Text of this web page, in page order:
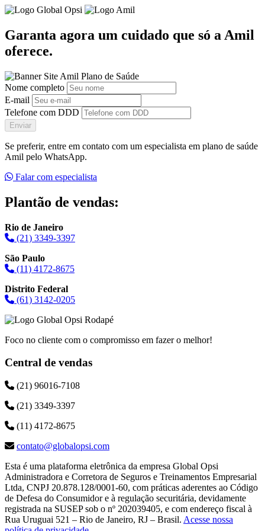
Garanta agora um cuidado que só a Amil
oferece.
Nome completo
E-mail
Telefone com DDD
Enviar
Se preferir, entre em contato com um especialista em plano de saúde
Amil pelo WhatsApp.
Falar com especialista
Plantão de vendas:
Rio de Janeiro
(21) 3349-3397
São Paulo
(11) 4172-8675
Distrito Federal
(61) 3142-0205
Foco no cliente com o compromisso em fazer o melhor!
Central de vendas
(21) 96016-7108
(21) 3349-3397
(11) 4172-8675
contato@globalopsi.com
Esta é uma plataforma eletrônica da empresa Global Opsi
Administradora e Corretora de Seguros e Treinamentos Empresarial
Ltda, CNPJ 20.878.128/0001-60, com práticas aderentes ao Código
de Defesa do Consumidor e à regulação securitária, devidamente
registrada na SUSEP sob o nº 202039405, e com endereço fiscal à
Rua Uruguai 521 – Rio de Janeiro, RJ – Brasil. Acesse nossa